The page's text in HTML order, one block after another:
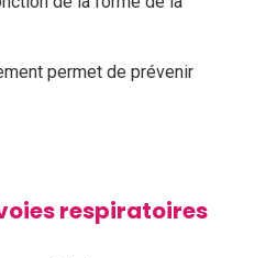
permet de prévenir
respiratoires